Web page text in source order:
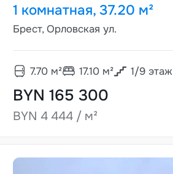
1 комнатная, 37.20 м²
Брест, Орловская ул.
7.70м² 17.10м² 1/9этаж
BYN 165 300
BYN 4 444 / м²